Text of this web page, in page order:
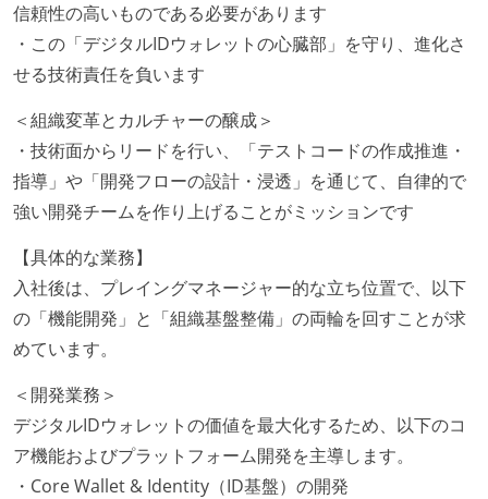
信頼性の高いものである必要があります
・この「デジタルIDウォレットの心臓部」を守り、進化さ
せる技術責任を負います
＜組織変革とカルチャーの醸成＞
・技術面からリードを行い、「テストコードの作成推進・
指導」や「開発フローの設計・浸透」を通じて、自律的で
強い開発チームを作り上げることがミッションです
【具体的な業務】
入社後は、プレイングマネージャー的な立ち位置で、以下
の「機能開発」と「組織基盤整備」の両輪を回すことが求
めています。
＜開発業務＞
デジタルIDウォレットの価値を最大化するため、以下のコ
ア機能およびプラットフォーム開発を主導します。
・Core Wallet & Identity（ID基盤）の開発